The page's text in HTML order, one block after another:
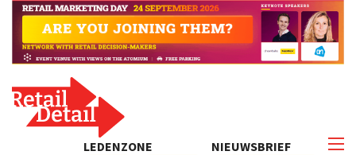
NIEUWSBRIEF
LEDENZONE